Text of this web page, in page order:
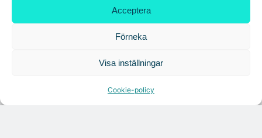
Acceptera
Förneka
Visa inställningar
Cookie-policy
Tandem Health flyttar till Kungsgatan
Croisette rådgivare vid fastighetsaffär